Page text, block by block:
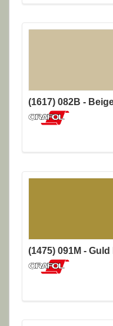
(1617) 082B -
(1475) 091M -